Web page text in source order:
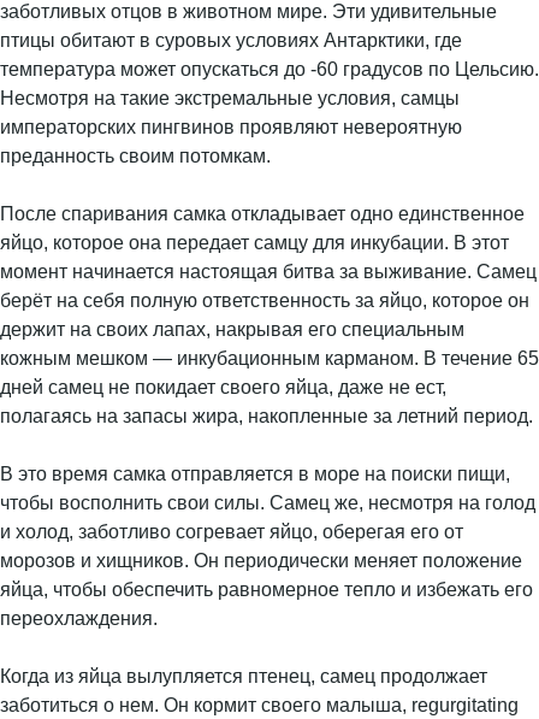
заботливых отцов в животном мире. Эти удивительные
птицы обитают в суровых условиях Антарктики, где
температура может опускаться до -60 градусов по Цельсию.
Несмотря на такие экстремальные условия, самцы
императорских пингвинов проявляют невероятную
преданность своим потомкам.
После спаривания самка откладывает одно единственное
яйцо, которое она передает самцу для инкубации. В этот
момент начинается настоящая битва за выживание. Самец
берёт на себя полную ответственность за яйцо, которое он
держит на своих лапах, накрывая его специальным
кожным мешком — инкубационным карманом. В течение 65
дней самец не покидает своего яйца, даже не ест,
полагаясь на запасы жира, накопленные за летний период.
В это время самка отправляется в море на поиски пищи,
чтобы восполнить свои силы. Самец же, несмотря на голод
и холод, заботливо согревает яйцо, оберегая его от
морозов и хищников. Он периодически меняет положение
яйца, чтобы обеспечить равномерное тепло и избежать его
переохлаждения.
Когда из яйца вылупляется птенец, самец продолжает
заботиться о нем. Он кормит своего малыша, regurgitating